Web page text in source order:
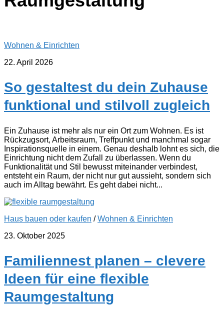
Wohnen & Einrichten
22. April 2026
So gestaltest du dein Zuhause
funktional und stilvoll zugleich
Ein Zuhause ist mehr als nur ein Ort zum Wohnen. Es ist
Rückzugsort, Arbeitsraum, Treffpunkt und manchmal sogar
Inspirationsquelle in einem. Genau deshalb lohnt es sich, die
Einrichtung nicht dem Zufall zu überlassen. Wenn du
Funktionalität und Stil bewusst miteinander verbindest,
entsteht ein Raum, der nicht nur gut aussieht, sondern sich
auch im Alltag bewährt. Es geht dabei nicht...
Haus bauen oder kaufen /Wohnen & Einrichten
23. Oktober 2025
Familiennest planen – clevere
Ideen für eine flexible
Raumgestaltung